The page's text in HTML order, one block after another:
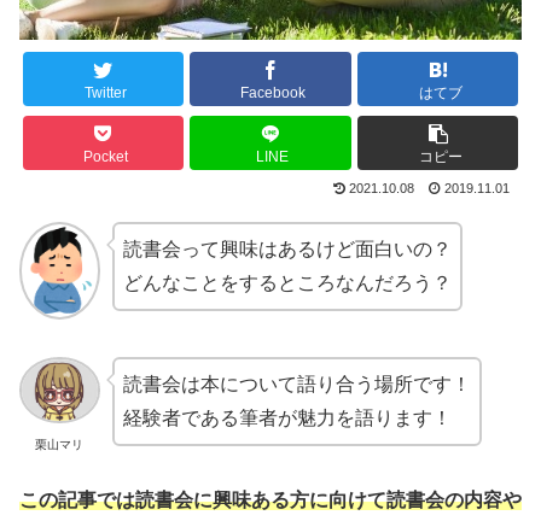
Twitter Facebook はてブ
Pocket LINE コピー
2021.10.08 2019.11.01
読書会って興味はあるけど面白いの？
どんなことをするところなんだろう？
栗山マリ
読書会は本について語り合う場所です！
経験者である筆者が魅力を語ります！
この記事では読書会に興味ある方に向けて読書会の内容や